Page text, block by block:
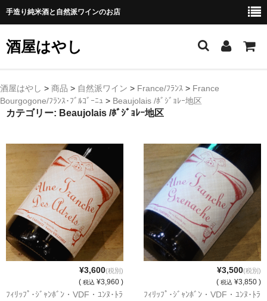
手造り純米酒と自然派ワインのお店
酒屋はやし
ホーム
商品カテゴリー
よえもん 川村酒造店（岩手県花巻市）
田从･月下の舞 舞鶴酒造（秋田県横手市）
綿屋 金の井酒造（宮城県栗原市）
大七 大七酒造（福島県二本松市）
宗玄 宗玄酒造（石川県珠洲市）
神亀 神亀酒造（埼玉県蓮田市）
酒屋はやし > 商品 > 自然派ワイン > France/ﾌﾗﾝｽ > France
Bourgogone/ﾌﾗﾝｽ･ﾌﾞﾙｺﾞｰﾆｭ > Beaujolais /ﾎﾞｼﾞｮﾚｰ地区
カテゴリー: Beaujolais /ﾎﾞｼﾞｮﾚｰ地区
¥3,600(税別)
( 税込 ¥3,960 )
ﾌｨﾘｯﾌﾟ･ｼﾞｬﾝﾎﾞﾝ・VDF・ﾕﾝﾇ･ﾄﾗ
¥3,500(税別)
( 税込 ¥3,850 )
ﾌｨﾘｯﾌﾟ･ｼﾞｬﾝﾎﾞﾝ・VDF・ﾕﾝﾇ･ﾄﾗ